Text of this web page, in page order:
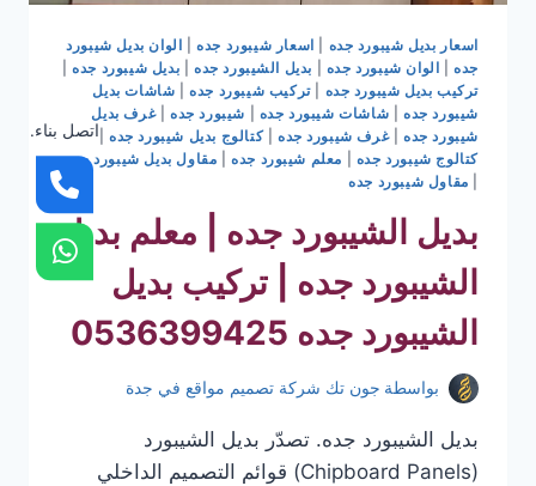
اسعار بديل شيبورد جده اسعار شيبورد جده| الوان بديل شيبورد
جده| الوان شيبورد جده بديل الشيبورد جده بديل شيبورد جده|
تركيب بديل شيبورد جده |تركيب شيبورد جده| شاشات بديل
شيبورد جده| شاشات شيبورد جده شيبورد جده |غرف بديل
شيبورد جده|غرف شيبورد جده |كتالوج بديل شيبورد جده|
كتالوج شيبورد جده
معلم شيبورد جده| مقاول بديل شيبورد جده
مقاول شيبورد جده
بديل الشيبورد جده | معلم بديل
الشيبورد جده | تركيب بديل
الشيبورد جده 0536399425
بواسطة جون تك شركة تصميم مواقع في جدة
بديل الشيبورد جده. تصدّر بديل الشيبورد
(Chipboard Panels) قوائم التصميم الداخلي
اتصل بناء.